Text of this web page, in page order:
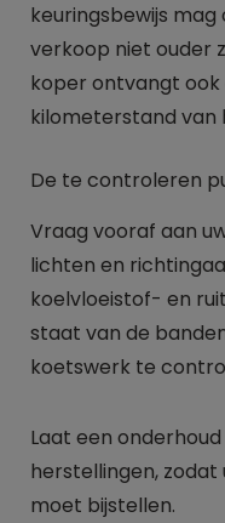
keuringsbewijs
verkoop niet ouder
koper ontvangt ook
kilometerstand van
De te controleren
Vraag vooraf aan
lichten en
koelvloeistof- en
staat van de
koetswerk te
Laat een
herstellingen,
moet bijstellen.